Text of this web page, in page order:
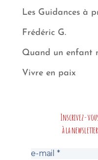
Les Guidances à
Frédéric G.
Quand un enfant
Vivre en paix
Inscrivez-
à la newsletter